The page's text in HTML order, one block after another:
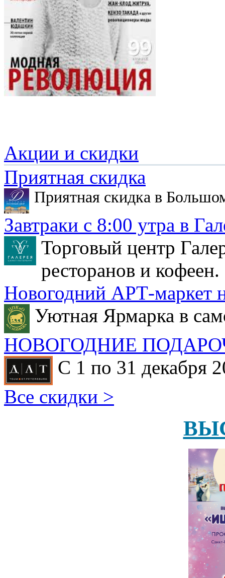
Акции и скидки
Приятная скидка
Приятная скидка в
Завтраки с 8:00 утра в
Торговый центр
ресторанов и кофеен.
Новогодний АРТ-маркет
Уютная Ярмарка в
НОВОГОДНИЕ
С 1 по 31 декабря
Все скидки >